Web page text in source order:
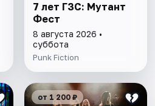
7 лет ГЗС: Мутант
Фест
8 августа 2026 •
суббота
Punk Fiction
от 1 200 ₽